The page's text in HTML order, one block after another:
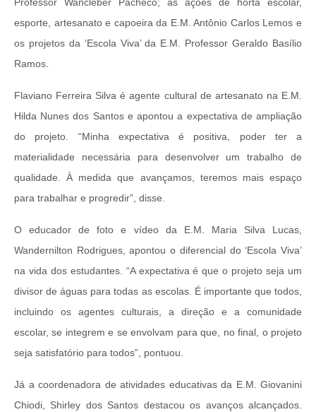
esporte, artesanato e capoeira da E.M. Antônio Carlos Lemos e
os projetos da ‘Escola Viva’ da E.M. Professor Geraldo Basílio
Ramos.
Flaviano Ferreira Silva é agente cultural de artesanato na E.M.
Hilda Nunes dos Santos e apontou a expectativa de ampliação
do projeto. “Minha expectativa é positiva, poder ter a
materialidade necessária para desenvolver um trabalho de
qualidade. À medida que avançamos, teremos mais espaço
para trabalhar e progredir”, disse.
O educador de foto e vídeo da E.M. Maria Silva Lucas,
Wandernilton Rodrigues, apontou o diferencial do ‘Escola Viva’
na vida dos estudantes. “A expectativa é que o projeto seja um
divisor de águas para todas as escolas. É importante que todos,
incluindo os agentes culturais, a direção e a comunidade
escolar, se integrem e se envolvam para que, no final, o projeto
seja satisfatório para todos”, pontuou.
Já a coordenadora de atividades educativas da E.M. Giovanini
Chiodi, Shirley dos Santos destacou os avanços alcançados.